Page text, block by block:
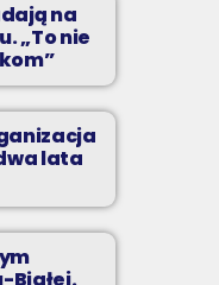
na
„To nie
lata